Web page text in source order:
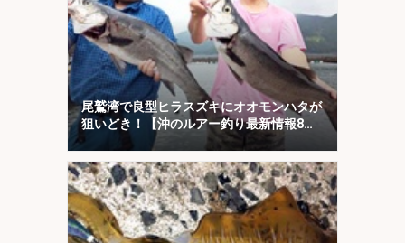
尾鷲湾で良型ヒラスズキにオオモンハタが
狙いどき！【沖のルアー釣り最新情報8
選・三重】